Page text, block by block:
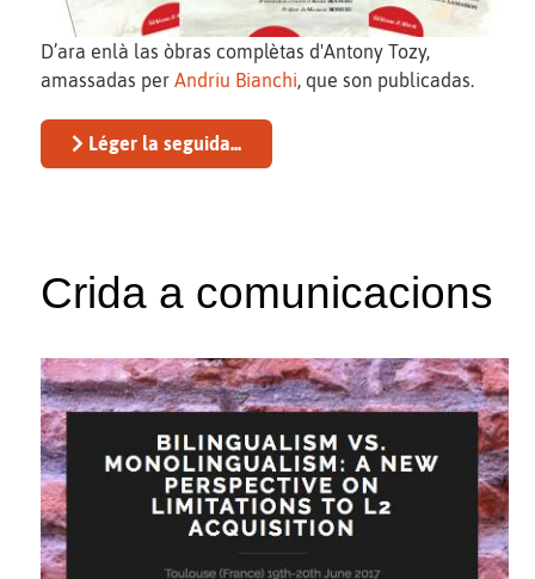
D’ara enlà las òbras complètas d'Antony Tozy,
amassadas per Andriu Bianchi, que son publicadas.
Léger la seguida...
Crida a comunicacions